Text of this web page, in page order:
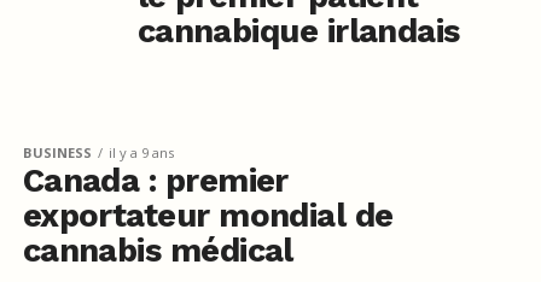
cannabique irlandais
BUSINESS il y a 9 ans
Canada : premier
exportateur mondial de
cannabis médical